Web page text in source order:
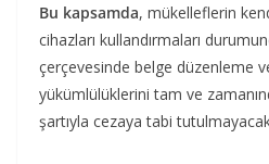
Bu kapsamda, mükelleflerin
cihazları kullandırmaları
çerçevesinde belge düzenleme
yükümlülüklerini tam ve
şartıyla cezaya tabi